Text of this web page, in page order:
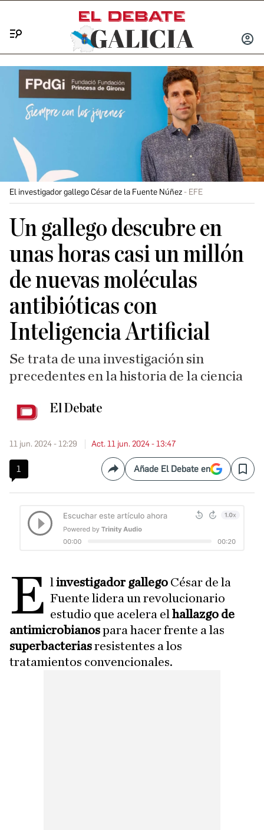
INICIAR
El investigador gallego César de la Fuente Núñez EFE
Un gallego descubre en
unas horas casi un millón
de nuevas moléculas
antibióticas con
Inteligencia Artificial
Se trata de una investigación sin
precedentes en la historia de la ciencia
El Debate
11 jun. 2024 - 12:29 Act. 11 jun. 2024 - 13:47
1 CompartirAñade El Debate en Save
E l investigador gallego César de la
Fuente lidera un revolucionario
estudio que acelera elhallazgo de
antimicrobianospara hacer frente a las
superbacteriasresistentes a los
tratamientos convencionales.